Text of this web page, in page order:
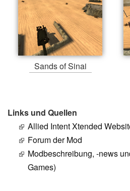
Sands of Sinai
Links und Quellen
Allied Intent Xtended
Forum der Mod
Modbeschreibung, -news
Games)